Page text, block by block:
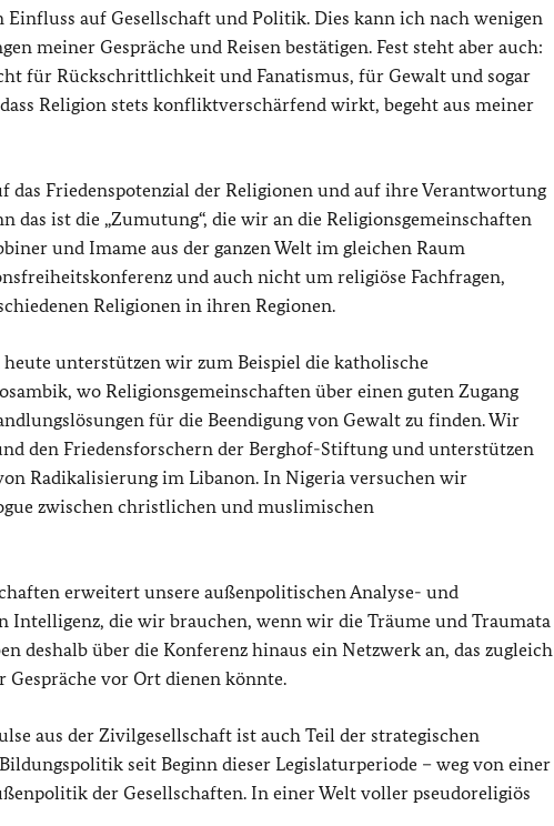
auf Gesellschaft und Politik. Dies kann ich nach wenigen
meiner Gespräche und Reisen bestätigen. Fest steht aber auch:
für Rückschrittlichkeit und Fanatismus, für Gewalt und sogar
Religion stets konfliktverschärfend wirkt, begeht aus meiner
Friedenspotenzial der Religionen und auf ihre Verantwortung
das ist die „Zumutung“, die wir an die Religionsgemeinschaften
und Imame aus der ganzen Welt im gleichen Raum
und auch nicht um religiöse Fachfragen,
Religionen in ihren Regionen.
unterstützen wir zum Beispiel die katholische
wo Religionsgemeinschaften über einen guten Zugang
für die Beendigung von Gewalt zu finden. Wir
den Friedensforschern der Berghof-Stiftung und unterstützen
Radikalisierung im Libanon. In Nigeria versuchen wir
zwischen christlichen und muslimischen
erweitert unsere außenpolitischen Analyse- und
die wir brauchen, wenn wir die Träume und Traumata
deshalb über die Konferenz hinaus ein Netzwerk an, das zugleich
Gespräche vor Ort dienen könnte.
aus der Zivilgesellschaft ist auch Teil der strategischen
seit Beginn dieser Legislaturperiode – weg von einer
der Gesellschaften. In einer Welt voller pseudoreligiös